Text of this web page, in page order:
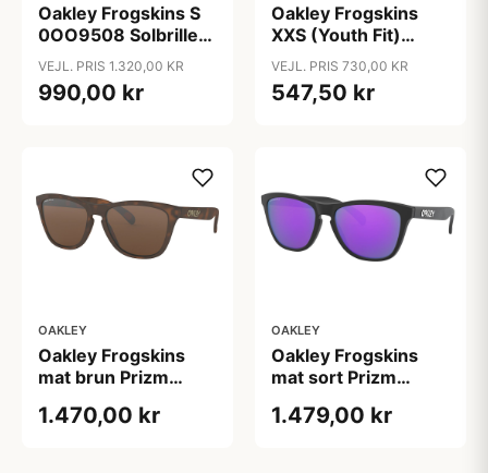
Oakley Frogskins S
0OO9508 Solbriller
- Runde Transparent
Spejlede Linser
VEJL. PRIS 1.320,00 KR
990,00 kr
Oakley Frogskins
XXS (Youth Fit)
OJ9009 Solbriller -
Pilot Grå Spejlede
Linser
VEJL. PRIS 730,00 KR
547,50 kr
OAKLEY
Oakley Frogskins
mat brun Prizm
1.470,00 kr
OAKLEY
Oakley Frogskins
mat sort Prizm
1.479,00 kr